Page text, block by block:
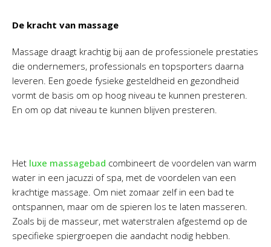
De kracht van massage
Massage draagt krachtig bij aan de professionele prestaties
die ondernemers, professionals en topsporters daarna
leveren. Een goede fysieke gesteldheid en gezondheid
vormt de basis om op hoog niveau te kunnen presteren.
En om op dat niveau te kunnen blijven presteren.
Het luxe massagebad combineert de voordelen van warm
water in een jacuzzi of spa, met de voordelen van een
krachtige massage. Om niet zomaar zelf in een bad te
ontspannen, maar om de spieren los te laten masseren.
Zoals bij de masseur, met waterstralen afgestemd op de
specifieke spiergroepen die aandacht nodig hebben.